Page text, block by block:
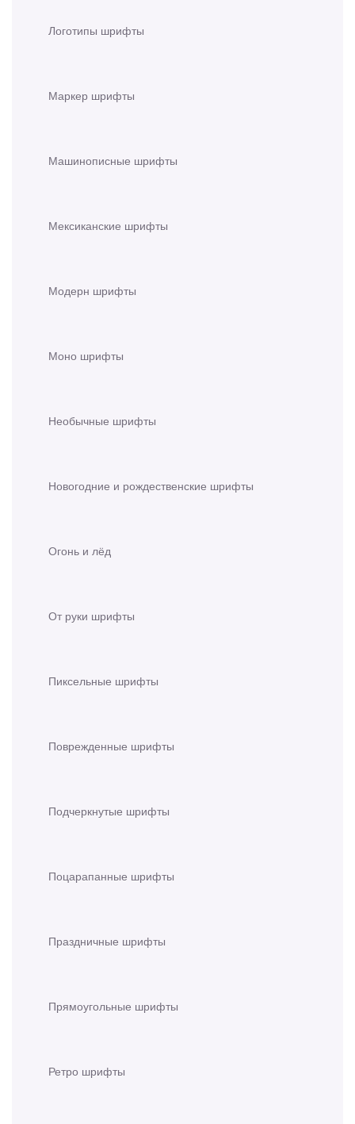
Логотипы шрифты
Маркер шрифты
Машинописные шрифты
Мексиканские шрифты
Модерн шрифты
Моно шрифты
Необычные шрифты
Новогодние и рождественские шрифты
Огонь и лёд
От руки шрифты
Пиксельные шрифты
Поврежденные шрифты
Подчеркнутые шрифты
Поцарапанные шрифты
Праздничные шрифты
Прямоугольные шрифты
Ретро шрифты